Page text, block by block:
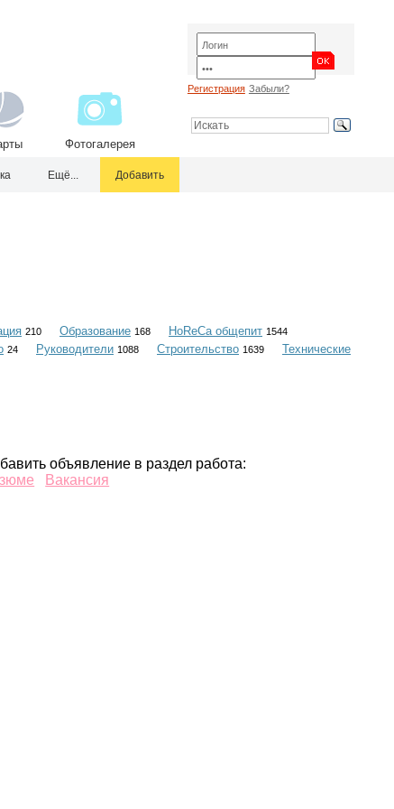
Фотогалерея
Регистрация Забыли?
Ещё... Добавить
210 Образование 168 HoReCa общепит 1544
24 Руководители 1088 Строительство 1639
Технические
объявление в раздел работа:
Вакансия